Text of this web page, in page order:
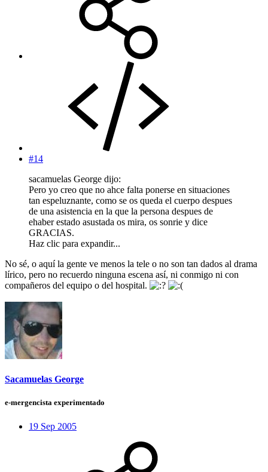
#14
sacamuelas George dijo:
Pero yo creo que no ahce falta ponerse en situaciones
tan espeluznante, como se os queda el cuerpo despues
de una asistencia en la que la persona despues de
ehaber estado asustada os mira, os sonrie y dice
GRACIAS.
Haz clic para expandir...
No sé, o aquí la gente ve menos la tele o no son tan dados al drama
lírico, pero no recuerdo ninguna escena así, ni conmigo ni con
compañeros del equipo o del hospital.
Sacamuelas George
e-mergencista experimentado
19 Sep 2005